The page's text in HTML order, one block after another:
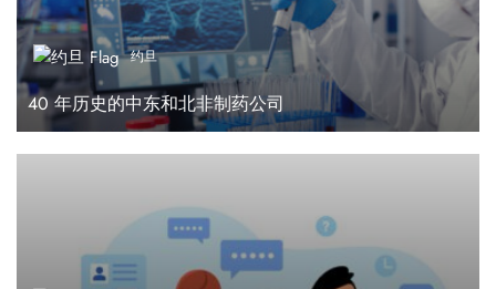
约旦
40 年历史的中东和北非制药公司